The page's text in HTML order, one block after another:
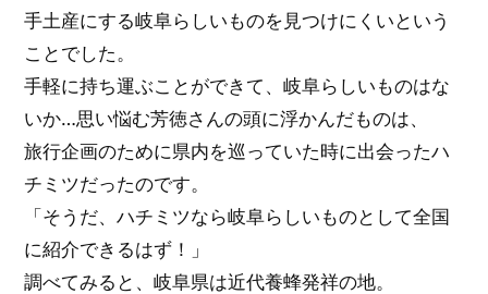
手土産にする岐阜らしいものを見つけにくいという
ことでした。
手軽に持ち運ぶことができて、岐阜らしいものはな
いか…思い悩む芳徳さんの頭に浮かんだものは、
旅行企画のために県内を巡っていた時に出会ったハ
チミツだったのです。
「そうだ、ハチミツなら岐阜らしいものとして全国
に紹介できるはず！」
調べてみると、岐阜県は近代養蜂発祥の地。